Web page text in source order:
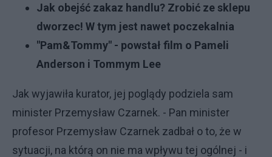
Jak obejść zakaz handlu? Zrobić ze sklepu
dworzec! W tym jest nawet poczekalnia
"Pam&Tommy" - powstał film o Pameli
Anderson i Tommym Lee
Jak wyjawiła kurator, jej poglądy podziela sam
minister Przemysław Czarnek. - Pan minister
profesor Przemysław Czarnek zadbał o to, że w
sytuacji, na którą on nie ma wpływu tej ogólnej - i